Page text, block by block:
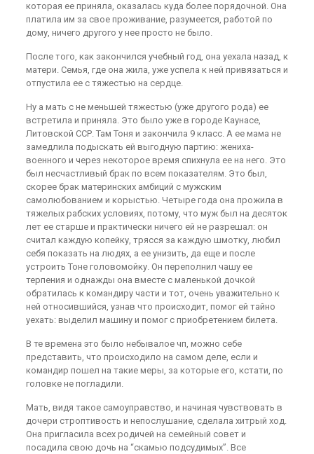
которая ее приняла, оказалась куда более порядочной. Она
платила им за свое проживание, разумеется, работой по
дому, ничего другого у нее просто не было.
После того, как закончился учебный год, она уехала назад, к
матери. Семья, где она жила, уже успела к ней привязаться и
отпустила ее с тяжестью на сердце.
Ну а мать с не меньшей тяжестью (уже другого рода) ее
встретила и приняла. Это было уже в городе Каунасе,
Литовской ССР. Там Тоня и закончила 9 класс. А ее мама не
замедлила подыскать ей выгодную партию: жениха-
военного и через некоторое время спихнула ее на него. Это
был несчастливый брак по всем показателям. Это был,
скорее брак материнских амбиций с мужским
самолюбованием и корыстью. Четыре года она прожила в
тяжелых рабских условиях, потому, что муж был на десяток
лет ее старше и практически ничего ей не разрешал: он
считал каждую копейку, трясся за каждую шмотку, любил
себя показать на людях, а ее унизить, да еще и после
устроить Тоне головомойку. Он переполнил чашу ее
терпения и однажды она вместе с маленькой дочкой
обратилась к командиру части и тот, очень уважительно к
ней относившийся, узнав что происходит, помог ей тайно
уехать: выделил машину и помог с приобретением билета.
В те времена это было небывалое чп, можно себе
представить, что происходило на самом деле, если и
командир пошел на такие меры, за которые его, кстати, по
головке не погладили.
Мать, видя такое самоуправство, и начиная чувствовать в
дочери строптивость и непослушание, сделала хитрый ход.
Она пригласила всех родичей на семейный совет и
посадила свою дочь на “скамью подсудимых”. Все